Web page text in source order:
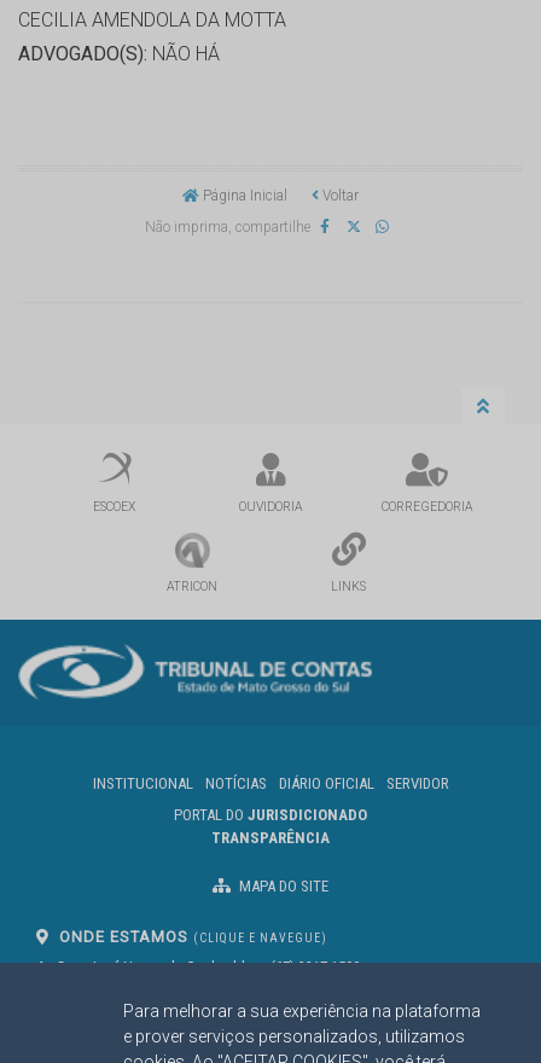
Para melhorar a sua experiência na plataforma
e prover serviços personalizados, utilizamos
CECILIA AMENDOLA DA MOTTA
ADVOGADO(S): NÃO HÁ
Página Inicial
Voltar
Não imprima, compartilhe
ESCOEX OUVIDORIA CORREGEDORIA
ATRICON LINKS
INSTITUCIONAL NOTÍCIAS DIÁRIO OFICIAL
SERVIDOR
PORTAL DO JURISDICIONADO
TRANSPARÊNCIA
MAPA DO SITE
ONDE ESTAMOS (CLIQUE E NAVEGUE)
Av. Des. José Nunes da Cunha, bloco
Campo Grande/MS
CEP: 79031-310
(67) 3317-1500